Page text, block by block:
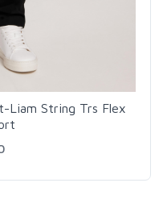
Liam String Trs Flex